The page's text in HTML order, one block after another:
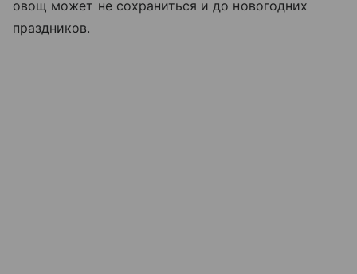
овощ может не сохраниться и до новогодних
праздников.